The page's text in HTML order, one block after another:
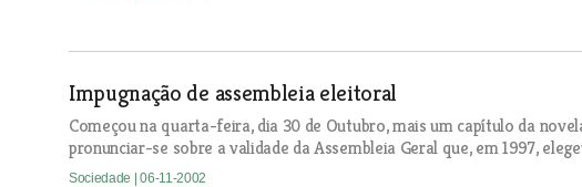
Impugnação de assembleia eleitoral
Começou na quarta-feira, dia 30 de Outubro, mais um capítulo da
pronunciar-se sobre a validade da Assembleia Geral que, em 1997,
Sociedade | 06-11-2002